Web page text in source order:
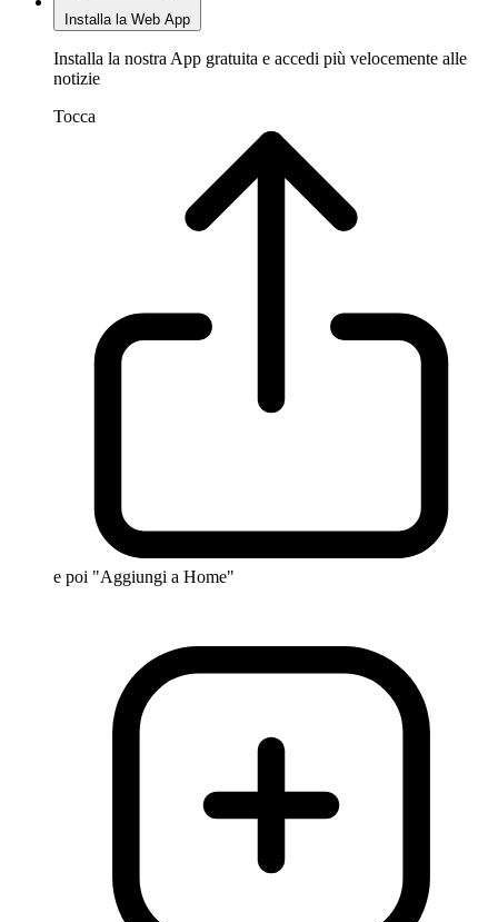
Installa la Web App
Installa la nostra App gratuita e accedi più velocemente alle
notizie
Tocca
e poi "Aggiungi a Home"